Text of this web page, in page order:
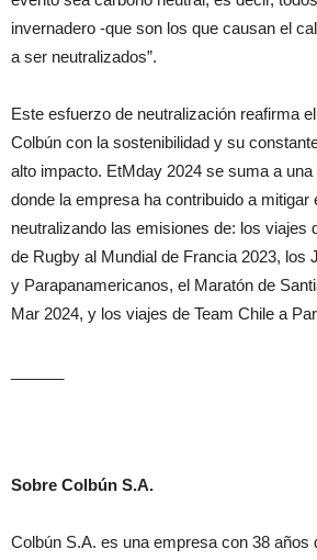
invernadero -que son los que causan el
a ser neutralizados”.
Este esfuerzo de neutralización reafirma
Colbún con la sostenibilidad y su
alto impacto. EtMday 2024 se suma a
donde la empresa ha contribuido a mitigar
neutralizando las emisiones de: los viajes
de Rugby al Mundial de Francia 2023, los
y Parapanamericanos, el Maratón de
Mar 2024, y los viajes de Team Chile a
Sobre Colbún S.A.
Colbún S.A. es una empresa con 38 años